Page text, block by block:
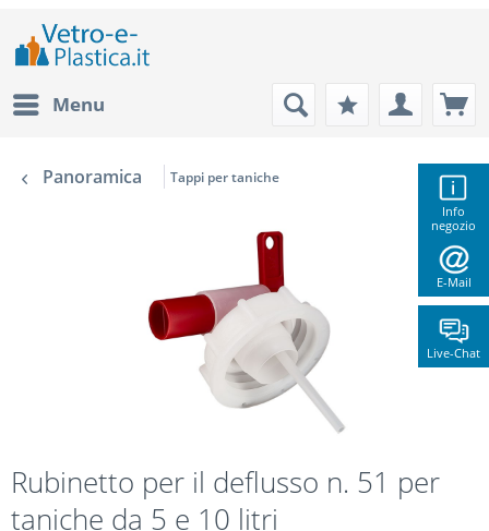
Info
negozio
E-Mail
Live-Chat
Menu
Panoramica Tappi per taniche
Rubinetto per il deflusso n. 51 per
taniche da 5 e 10 litri